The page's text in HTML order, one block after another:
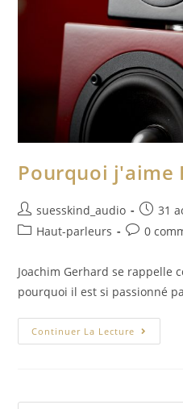
Pourquoi j'aime
suesskind_audio
31
Haut-parleurs
0
Joachim Gerhard se rappelle
pourquoi il est si passionné
Continuer La Lecture